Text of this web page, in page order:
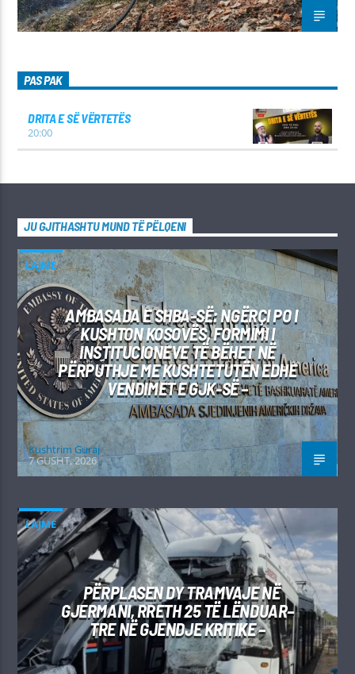
PAS PAK
DRITA E SË VËRTETËS
20:00
JU GJITHASHTU MUND TË PËLQENI
LAJME
AMBASADA E SHBA-SË: NGËRÇI PO I
KUSHTON KOSOVËS, FORMIMI I
INSTITUCIONEVE TË BËHET NË
PËRPUTHJE ME KUSHTETUTËN EDHE
VENDIMET E GJK-SË –
Kushtrim Guraj
7 GUSHT, 2026
LAJME
PËRPLASEN DY TRAMVAJE NË
GJERMANI, RRETH 25 TË LËNDUAR–
TRE NË GJENDJE KRITIKE –